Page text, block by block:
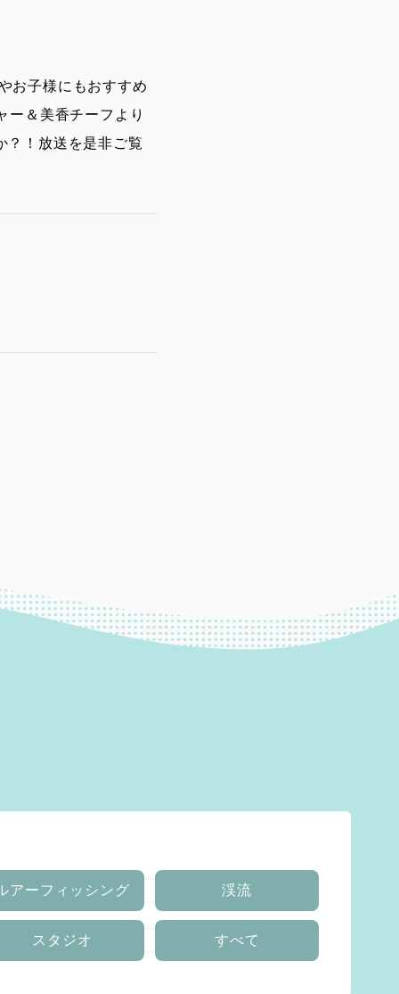
お子様にもおすすめ
ー＆美香チーフより
？！放送を是非ご覧
アーフィッシング 渓流
スタジオ すべて